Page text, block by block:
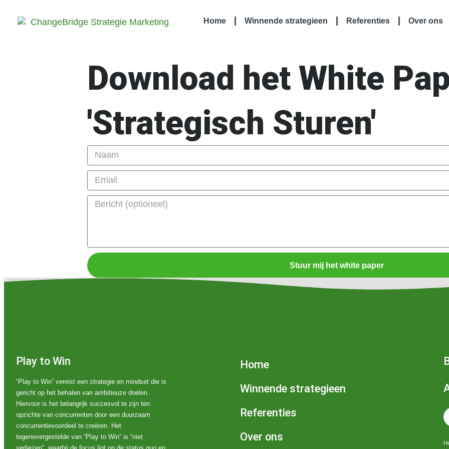
Home Winnende strategieen Referenties Over ons
Download het White
'Strategisch Sturen'
Stuur mij het white paper
Play to Win
“Play to Win” vereist een strategie en mindset die is
gericht op het behalen van ambitieuze doelen.
Hiervoor is het belangrijk succesvol te zijn ten
opzichte van concurrenten door een duurzaam
concurrentievoordeel te creëren. Het
tegenovergestelde van “Play to Win” is “niet
Home
Winnende strategieen
Referenties
Over ons